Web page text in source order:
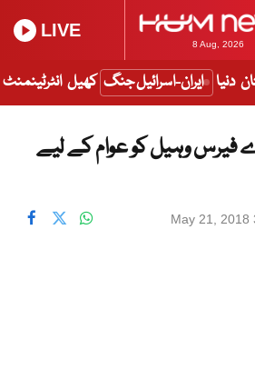
8 Aug, 2026
LIVE
دنیا ایران-اسرائیل جنگ کھیل انٹرٹینمنٹ
فیرس وہیل کو عوام کے لیے
May 21, 2018